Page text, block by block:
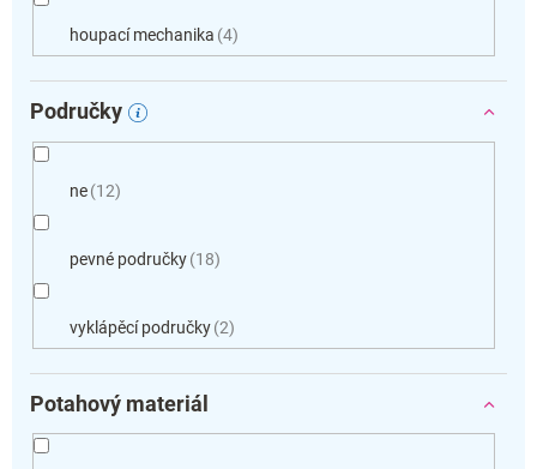
houpací mechanika 4
Područky
ne 12
pevné područky 18
vyklápěcí područky 2
Potahový materiál